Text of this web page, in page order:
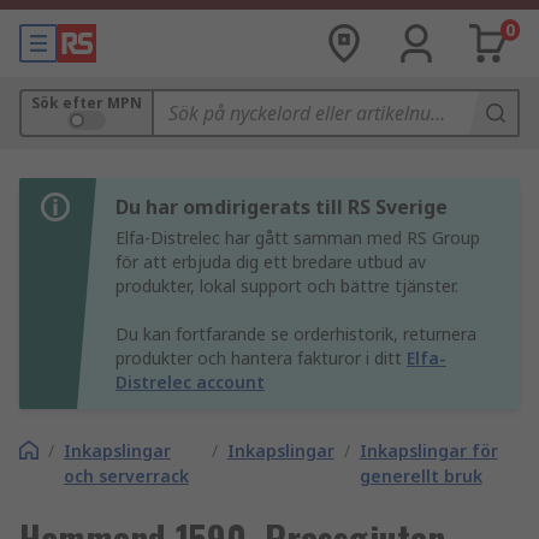
0
Sök efter MPN
Du har omdirigerats till RS Sverige
Elfa-Distrelec har gått samman med RS Group
för att erbjuda dig ett bredare utbud av
produkter, lokal support och bättre tjänster.
Du kan fortfarande se orderhistorik, returnera
produkter och hantera fakturor i ditt Elfa-
Distrelec account
/ Inkapslingar
och serverrack
/ Inkapslingar / Inkapslingar för
generellt bruk